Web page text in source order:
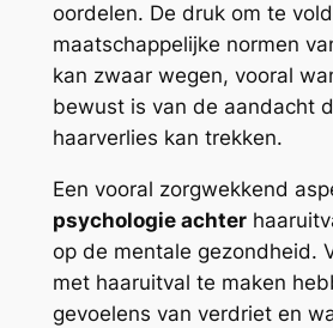
oordelen. De druk om te
maatschappelijke normen
kan zwaar wegen, vooral
bewust is van de aandacht
haarverlies kan trekken.
Een vooral zorgwekkend
psychologie achter
op de mentale gezondheid.
met haaruitval te maken
gevoelens van verdriet en